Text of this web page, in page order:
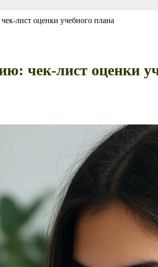
лист оценки учебного плана
чек-лист оценки